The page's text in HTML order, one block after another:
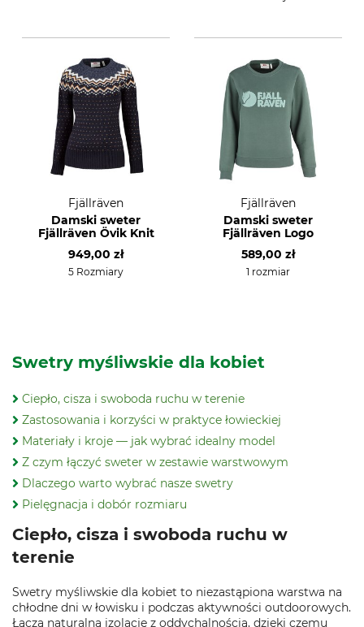
Fjällräven
Damski sweter
Fjällräven Övik Knit
949,00 zł
5 Rozmiary
Fjällräven
Damski sweter
Fjällräven Logo
589,00 zł
1 rozmiar
Swetry myśliwskie dla kobiet
Ciepło, cisza i swoboda ruchu w terenie
Zastosowania i korzyści w praktyce łowieckiej
Materiały i kroje — jak wybrać idealny model
Z czym łączyć sweter w zestawie warstwowym
Dlaczego warto wybrać nasze swetry
Pielęgnacja i dobór rozmiaru
Ciepło, cisza i swoboda ruchu w
terenie
Swetry myśliwskie dla kobiet to niezastąpiona warstwa na
chłodne dni w łowisku i podczas aktywności outdoorowych.
Łączą naturalną izolację z oddychalnością, dzięki czemu